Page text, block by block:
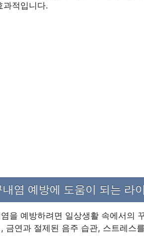
과적입니다.
내염 예방에 도움이 되는 라
을 예방하려면 일상생활 속에서의
금연과 절제된 음주 습관, 스트레스